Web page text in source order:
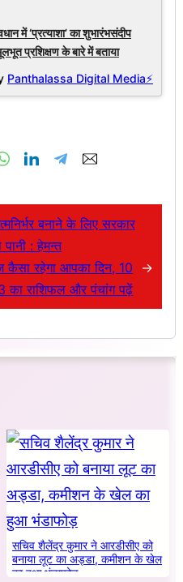
में ‘प्रत्याशा’ का शुभारंभसंदीप
प्रशिक्षण के बारे में बताया
Panthalassa Digital Media⚡
बनाने के लिए सरकार
: हेमन्त
रहेगा आपका दिन, 10
का राशिफल और पंचांग पढ़ें
→
सचिव शैलेंद्र कुमार ने आरडीसीए को
बनाया लूट का अड्डा, कमीशन के खेल
का हुआ भंडाफोड़